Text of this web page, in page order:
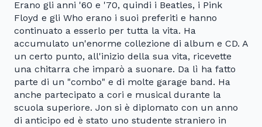
Erano gli anni '60 e '70, quindi i Beatles, i Pink
Floyd e gli Who erano i suoi preferiti e hanno
continuato a esserlo per tutta la vita. Ha
accumulato un'enorme collezione di album e CD. A
un certo punto, all'inizio della sua vita, ricevette
una chitarra che imparò a suonare. Da lì ha fatto
parte di un "combo" e di molte garage band. Ha
anche partecipato a cori e musical durante la
scuola superiore. Jon si è diplomato con un anno
di anticipo ed è stato uno studente straniero in